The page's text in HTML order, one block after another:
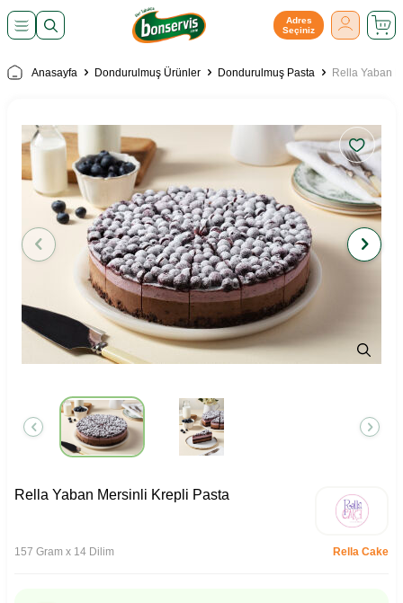
Adres
Seçiniz
Anasayfa Dondurulmuş Ürünler Dondurulmuş Pasta Rella Yaban
Rella Yaban Mersinli Krepli Pasta
157 Gram x 14 Dilim Rella Cake